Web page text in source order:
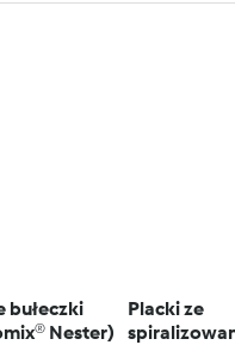
bułeczki
Nester)
Placki ze